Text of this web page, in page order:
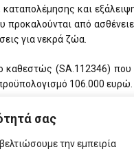
σας
την εμπειρία
και
προκαλούνται από
για νεκρά ζώα.
καθεστώς (SA.112346) που
106.000